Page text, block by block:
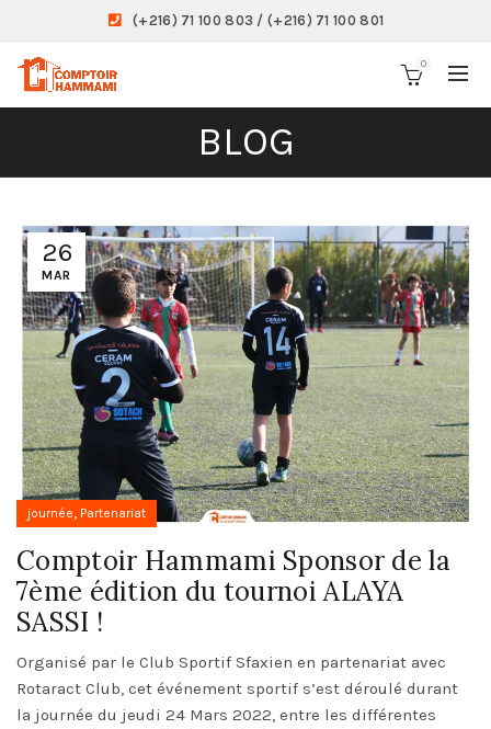
(+216) 71 100 803 / (+216) 71 100 801
0
BLOG
26
MAR
journée, Partenariat
Comptoir Hammami Sponsor de la
7ème édition du tournoi ALAYA
SASSI !
Organisé par le Club Sportif Sfaxien en partenariat avec
Rotaract Club, cet événement sportif s’est déroulé durant
la journée du jeudi 24 Mars 2022, entre les différentes